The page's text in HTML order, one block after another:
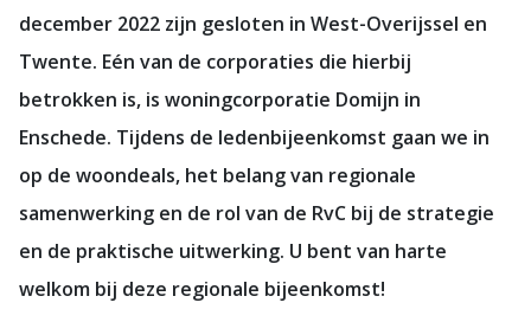
december 2022 zijn gesloten in West-Overijssel en
Twente. Eén van de corporaties die hierbij
betrokken is, is woningcorporatie Domijn in
Enschede. Tijdens de ledenbijeenkomst gaan we in
op de woondeals, het belang van regionale
samenwerking en de rol van de RvC bij de strategie
en de praktische uitwerking. U bent van harte
welkom bij deze regionale bijeenkomst!